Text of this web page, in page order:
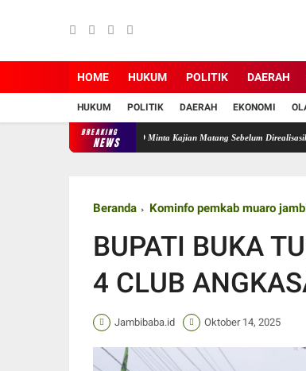
HOME HUKUM POLITIK DAERAH
HUKUM POLITIK DAERAH EKONOMI
BREAKING
NEWS
Jambi Disorot, DPRD Minta Kajian Matang Sebelum Direalisasikan
Beranda Kominfo pemkab muaro
BUPATI BUKA
4 CLUB
Jambibaba.id Oktober 14, 2025